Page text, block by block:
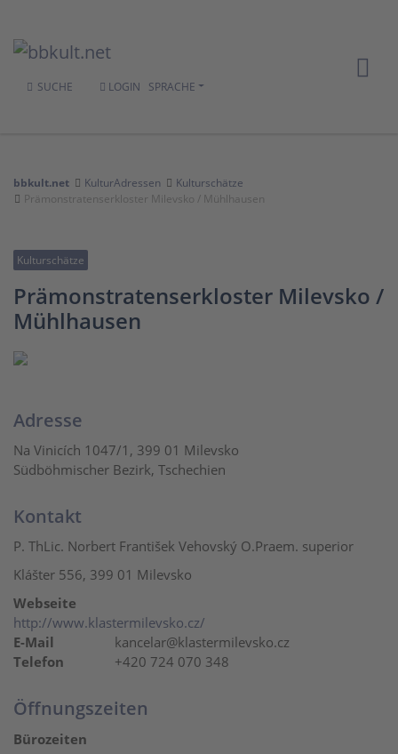
SUCHE LOGIN SPRACHE
bbkult.net KulturAdressen
Kulturschätze
Prämonstratenserkloster Milevsko / Mühlhausen
Kulturschätze
Prämonstratenserkloster Milevsko /
Mühlhausen
Adresse
Na Vinicích 1047/1, 399 01 Milevsko
Südböhmischer Bezirk, Tschechien
Kontakt
P. ThLic. Norbert František Vehovský O.Praem. superior
Klášter 556, 399 01 Milevsko
Webseite
http://www.klastermilevsko.cz/
E-Mail
kancelar@klastermilevsko.cz
Telefon
+420 724 070 348
Öffnungszeiten
Bürozeiten